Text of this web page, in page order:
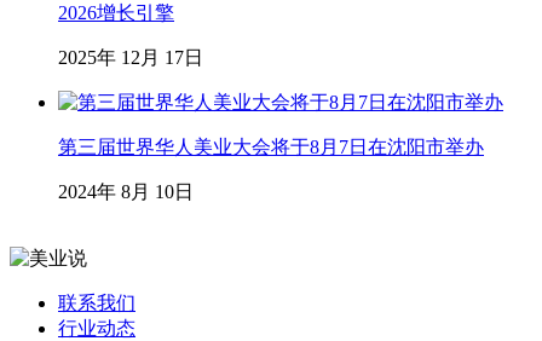
2026增长引擎
2025年 12月 17日
第三届世界华人美业大会将于8月7日在沈阳市举办
2024年 8月 10日
联系我们
行业动态